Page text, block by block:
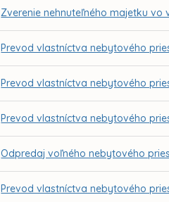
Zverenie nehnuteľného majetku vo
Prevod vlastníctva nebytového
Prevod vlastníctva nebytového
Prevod vlastníctva nebytového
Odpredaj voľného nebytového
Prevod vlastníctva nebytového